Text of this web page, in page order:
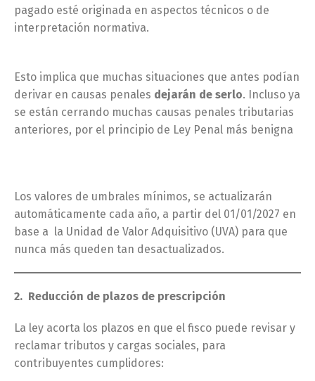
pagado esté originada en aspectos técnicos o de
interpretación normativa.
Esto implica que muchas situaciones que antes podían
derivar en causas penales dejarán de serlo. Incluso ya
se están cerrando muchas causas penales tributarias
anteriores, por el principio de Ley Penal más benigna
Los valores de umbrales mínimos, se actualizarán
automáticamente cada año, a partir del 01/01/2027 en
base a la Unidad de Valor Adquisitivo (UVA) para que
nunca más queden tan desactualizados.
2. Reducción de plazos de prescripción
La ley acorta los plazos en que el fisco puede revisar y
reclamar tributos y cargas sociales, para
contribuyentes cumplidores: